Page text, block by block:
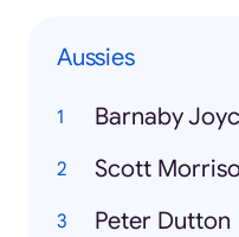
Aussies
Barnaby
Scott
Peter Dutton